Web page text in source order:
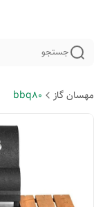
جستجو
مهسان گاز bbq80